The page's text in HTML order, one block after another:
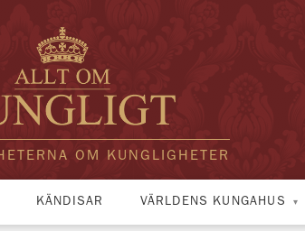
OM KUNGLIGHETER
KÄNDISAR VÄRLDENS KUNGAHUS